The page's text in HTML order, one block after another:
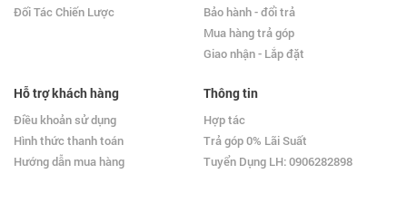
Đối Tác Chiến Lược
Bảo hành - đổi trả
Mua hàng trả góp
Giao nhận - Lắp đặt
Hỗ trợ khách hàng
Điều khoản sử dụng
Hình thức thanh toán
Hướng dẫn mua hàng
Thông tin
Hợp tác
Trả góp 0% Lãi Suất
Tuyển Dụng LH: 0906282898